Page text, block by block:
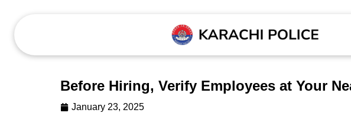
Before Hiring, Verify Employees at Your
January 23, 2025